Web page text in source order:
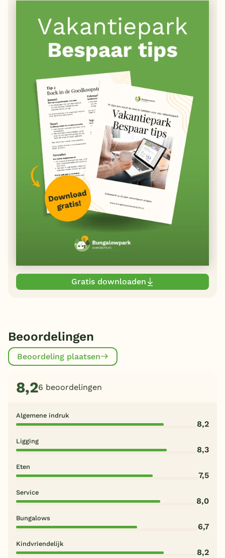
Gratis downloaden
Beoordelingen
Beoordeling plaatsen
8,26 beoordelingen
Algemene indruk
8,2
Ligging
8,3
Eten
7,5
Service
8,0
Bungalows
6,7
Kindvriendelijk
8,2